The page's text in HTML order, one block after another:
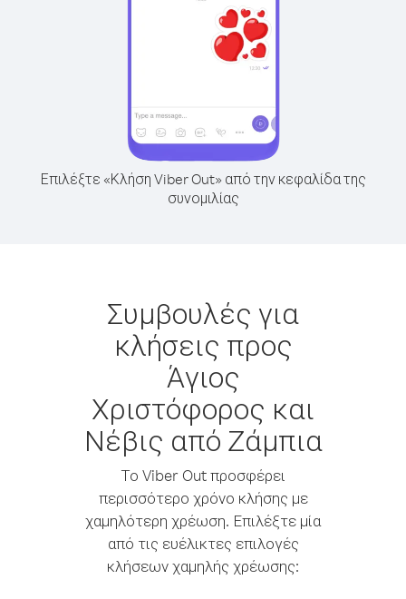
Επιλέξτε «Κλήση Viber Out» από την κεφαλίδα της
συνομιλίας
Συμβουλές για
κλήσεις προς
Άγιος
Χριστόφορος και
Νέβις από Ζάμπια
Το Viber Out προσφέρει
περισσότερο χρόνο κλήσης με
χαμηλότερη χρέωση. Επιλέξτε μία
από τις ευέλικτες επιλογές
κλήσεων χαμηλής χρέωσης: